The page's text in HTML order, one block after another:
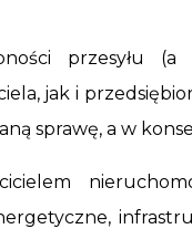
przesyłu
jak i
sprawę, a w